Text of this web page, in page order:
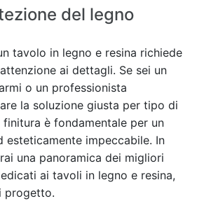
del legno
tavolo in legno e resina richiede
ai dettagli. Se sei un
o un professionista
la soluzione giusta per tipo di
è fondamentale per un
esteticamente impeccabile. In
una panoramica dei migliori
ai tavoli in legno e resina,
progetto.